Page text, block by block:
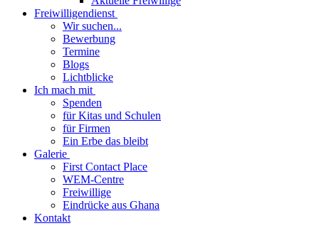
Freiwilligendienst
Wir suchen...
Bewerbung
Termine
Blogs
Lichtblicke
Ich mach mit
Spenden
für Kitas und Schulen
für Firmen
Ein Erbe das bleibt
Galerie
First Contact Place
WEM-Centre
Freiwillige
Eindrücke aus Ghana
Kontakt